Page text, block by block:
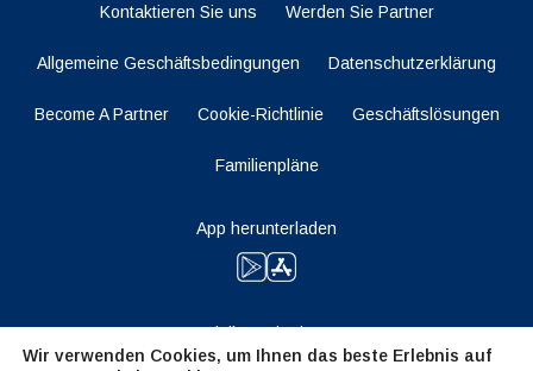
Kontaktieren Sie uns Werden Sie Partner
Allgemeine Geschäftsbedingungen Datenschutzerklärung
Become A Partner Cookie-Richtlinie Geschäftslösungen
Familienpläne
App herunterladen
Bleiben Sie dran
Wir verwenden Cookies, um Ihnen das beste Erlebnis auf